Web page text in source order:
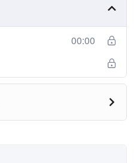
00:00